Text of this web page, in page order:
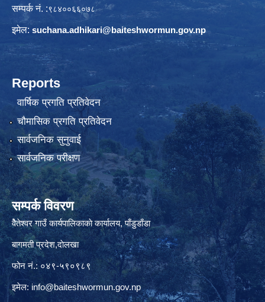
सम्पर्क नं. :९८४००६६०७८
इमेल: suchana.adhikari@baiteshwormun.gov.np
Reports
वार्षिक प्रगति प्रतिवेदन
चौमासिक प्रगति प्रतिवेदन
सार्वजनिक सुनुवाई
सार्वजनिक परीक्षण
सम्पर्क विवरण
वैेतेश्वर गाउँ कार्यपालिकाकाे कार्यालय, पाँडुडाँडा
बागमती‌ प्रदेश,दाेलखा
फोन नं.: ०४९-५९०९८९
इमेल: info@baiteshwormun.gov.np